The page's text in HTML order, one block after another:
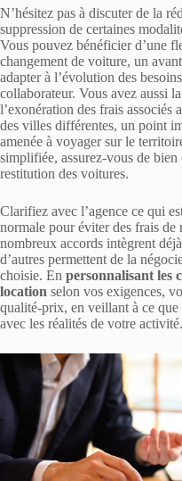
N’hésitez pas à discuter de la
suppression de certaines
Vous pouvez bénéficier d’une
changement de voiture, un
adapter à l’évolution des
collaborateur. Vous avez aussi
l’exonération des frais associés
des villes différentes, un point
amenée à voyager sur le
simplifiée, assurez-vous de
restitution des voitures.
Clarifiez avec l’agence ce qui
normale pour éviter des frais de
nombreux accords intègrent
d’autres permettent de la
choisie. En personnalisant les
location selon vos exigences,
qualité-prix, en veillant à ce que
avec les réalités de votre activité.